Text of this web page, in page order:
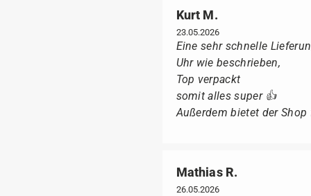
Kurt M.
23.05.2026
Eine sehr schnelle
Uhr wie beschrieben,
Top verpackt
somit alles super 👍
Außerdem bietet der
Mathias R.
26.05.2026